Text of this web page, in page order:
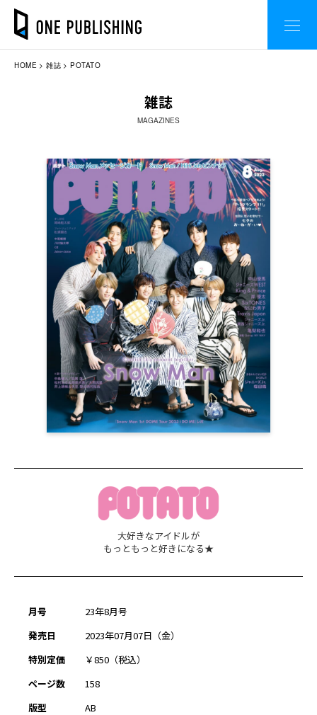
HOME 雑誌 POTATO
雑誌
MAGAZINES
大好きなアイドルが
もっともっと好きになる★
月号
23年8月号
発売日
2023年07月07日（金）
特別定価
￥850（税込）
ページ数
158
版型
AB